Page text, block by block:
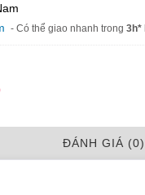
- Có thể giao nhanh trong 3h*
ÐÁNH GIÁ (0)